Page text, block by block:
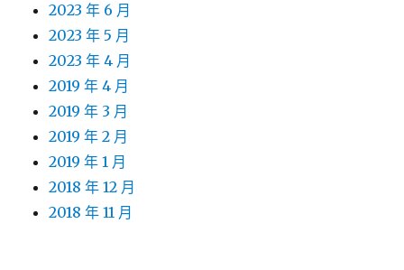
2023 年 6 月
2023 年 5 月
2023 年 4 月
2019 年 4 月
2019 年 3 月
2019 年 2 月
2019 年 1 月
2018 年 12 月
2018 年 11 月